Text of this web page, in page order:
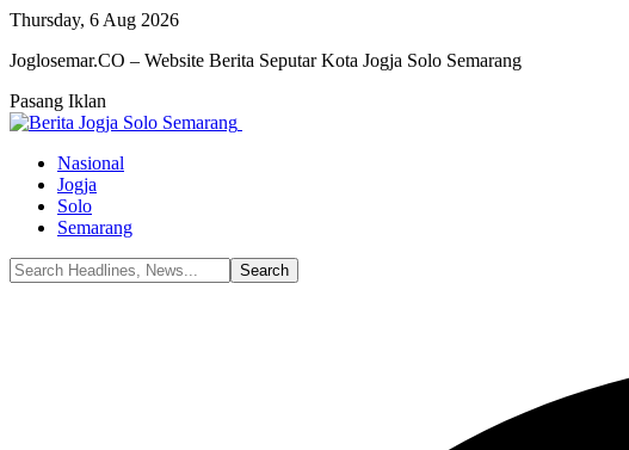
Thursday, 6 Aug 2026
Joglosemar.CO – Website Berita Seputar Kota Jogja Solo Semarang
Pasang Iklan
Nasional
Jogja
Solo
Semarang